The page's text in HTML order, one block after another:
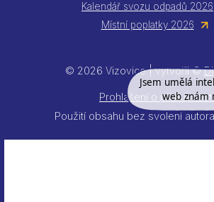
Kalendář svozu odpadů 2026
Místní poplatky 2026
© 2026 Vizovice | vytvořil ©
Prohlášení o přístupnosti
Použití obsahu bez svolení
Jsem umělá
web znám